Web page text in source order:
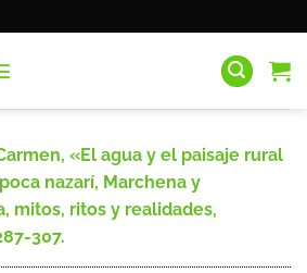
«El agua y el paisaje rural
nazarí, Marchena y
mitos, ritos y realidades,
307.